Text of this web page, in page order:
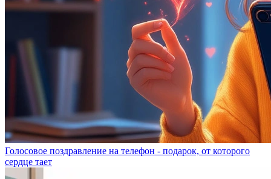
Голосовое поздравление на телефон - подарок, от которого
сердце тает